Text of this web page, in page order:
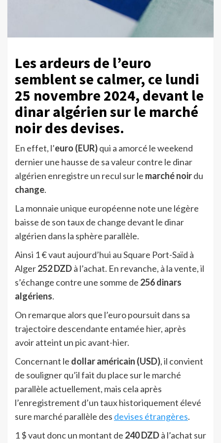
Les ardeurs de l’euro
semblent se calmer, ce lundi
25 novembre 2024, devant le
dinar algérien sur le marché
noir des devises.
En effet, l’euro (EUR)qui a amorcé le weekend
dernier une hausse de sa valeur contre le dinar
algérien enregistre un recul sur le marché noirdu
change.
La monnaie unique européenne note une légère
baisse de son taux de change devant le dinar
algérien dans la sphère parallèle.
Ainsi 1 € vaut aujourd’hui au Square Port-Saïd à
Alger252 DZDà l’achat. En revanche, à la vente, il
s’échange contre une somme de 256 dinars
algériens.
On remarque alors que l’euro poursuit dans sa
trajectoire descendante entamée hier, après
avoir atteint un pic avant-hier.
Concernant le dollar américain (USD), il convient
de souligner qu’il fait du place sur le marché
parallèle actuellement, mais cela après
l’enregistrement d’un taux historiquement élevé
sure marché parallèle des devises étrangères.
1 $ vaut donc un montant de 240 DZDà l’achat sur